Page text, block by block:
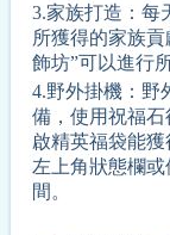
3.家族打造 ： 每
所獲得的家族貢
飾坊”可以進行
4.野外掛機： 野
備，使用祝福
啟精英福袋能
左上角狀態欄
間。